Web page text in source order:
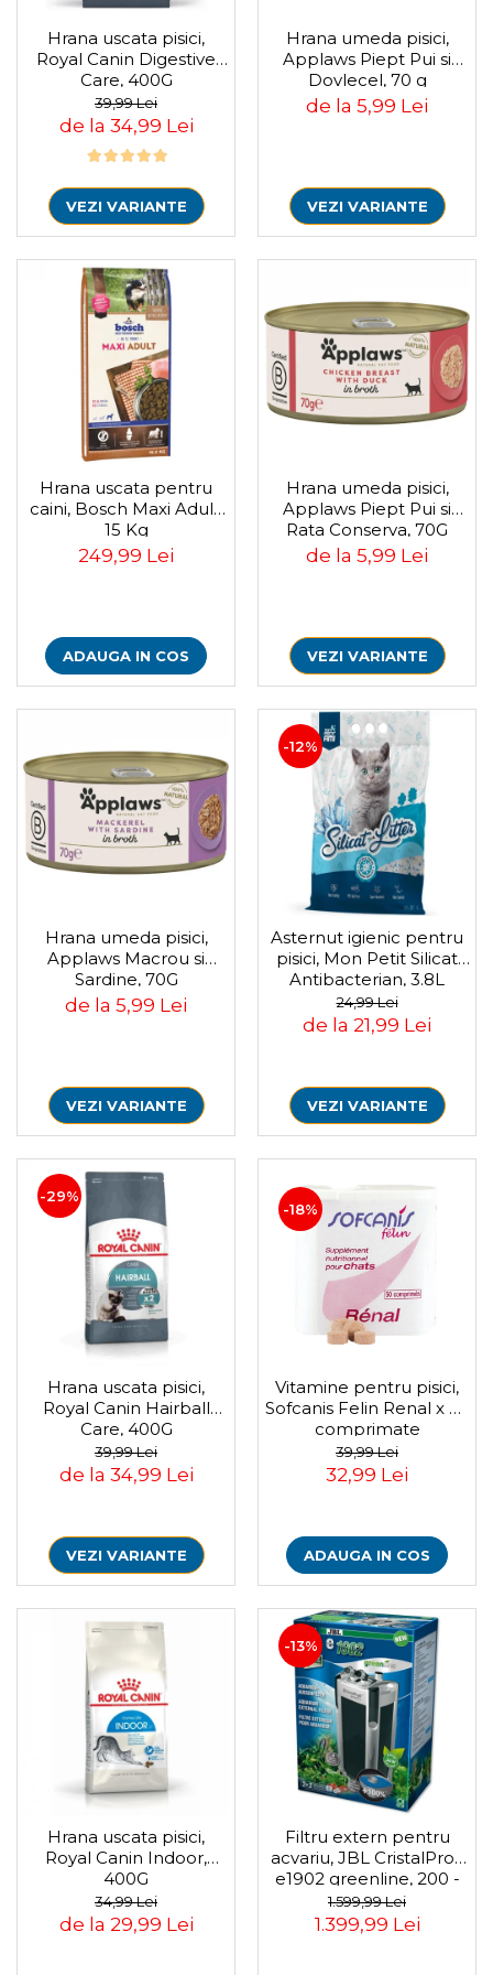
Lampa pentru acvariu
Neoane si LED-uri pentru acvarii
Incalzitoare
Substrat acvariu
Sisteme CO2
Racitoare
Tratamente pesti acvariu
Teste apa
Furtune si conectori acvarii
Curatare acvarii
Conditioneri apa acvariu
Medii filtrante
Decoruri si plante artificiale
Accesorii acvarii
Pasari
Colivii pentru pasari
Igiena rozatoare
Hrana Rozatoare
Igiena reptile
Decoruri terarii
Incalzitoare si pompe terarii
Solutii iluminat terarii
Lampi terarii
Accesorii diverse terarii
Iazuri
Igiena Iazuri
Filtre iaz
Pompe iaz
Incalzitor Iaz
Accesorii iaz
Cai
Toaletare cai
Casti echitatie
Accesorii cai
Hrana uscata pisici,
Royal Canin Digestive
Care, 400G
39,99 Lei
de la 34,99 Lei
VEZI VARIANTE
Hrana umeda pisici,
Applaws Piept Pui si
Dovlecel, 70 g
de la 5,99 Lei
VEZI VARIANTE
Hrana uscata pentru
caini, Bosch Maxi Adult,
15 Kg
249,99 Lei
ADAUGA IN COS
Hrana umeda pisici,
Applaws Piept Pui si
Rata Conserva, 70G
de la 5,99 Lei
VEZI VARIANTE
Hrana umeda pisici,
Applaws Macrou si
Sardine, 70G
de la 5,99 Lei
VEZI VARIANTE
-12%
Asternut igienic pentru
pisici, Mon Petit Silicat
Antibacterian, 3.8L
24,99 Lei
de la 21,99 Lei
VEZI VARIANTE
-29%
Hrana uscata pisici,
Royal Canin Hairball
Care, 400G
39,99 Lei
de la 34,99 Lei
VEZI VARIANTE
-18%
Vitamine pentru pisici,
Sofcanis Felin Renal x 50
comprimate
39,99 Lei
32,99 Lei
ADAUGA IN COS
Hrana uscata pisici,
Royal Canin Indoor,
400G
34,99 Lei
de la 29,99 Lei
-13%
Filtru extern pentru
acvariu, JBL CristalProfi
e1902 greenline, 200 -
800 L
1.599,99 Lei
1.399,99 Lei